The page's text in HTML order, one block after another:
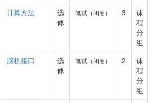
计算方法
选
修
笔试（闭卷） 3
课
程
分
组
脑机接口
选
修
笔试（闭卷） 2
课
程
分
组